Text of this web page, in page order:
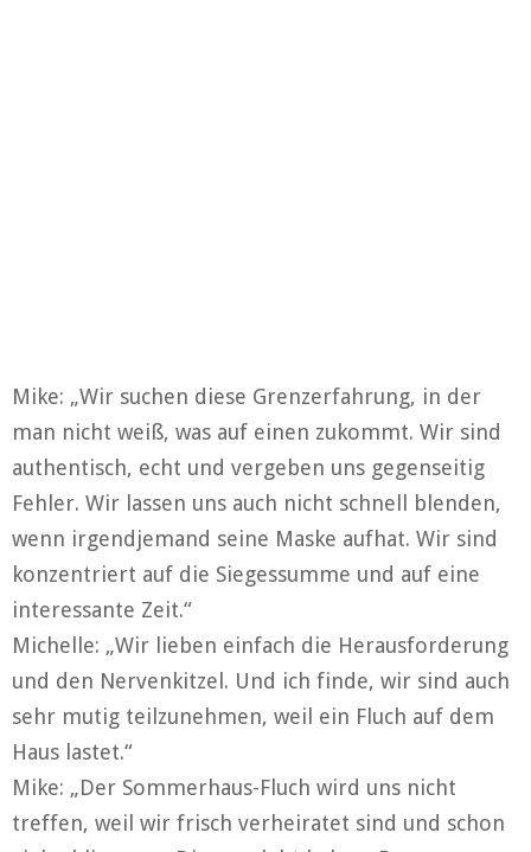
Mike: „Wir suchen diese Grenzerfahrung, in der
man nicht weiß, was auf einen zukommt. Wir sind
authentisch, echt und vergeben uns gegenseitig
Fehler. Wir lassen uns auch nicht schnell blenden,
wenn irgendjemand seine Maske aufhat. Wir sind
konzentriert auf die Siegessumme und auf eine
interessante Zeit.“
Michelle: „Wir lieben einfach die Herausforderung
und den Nervenkitzel. Und ich finde, wir sind auch
sehr mutig teilzunehmen, weil ein Fluch auf dem
Haus lastet.“
Mike: „Der Sommerhaus-Fluch wird uns nicht
treffen, weil wir frisch verheiratet sind und schon